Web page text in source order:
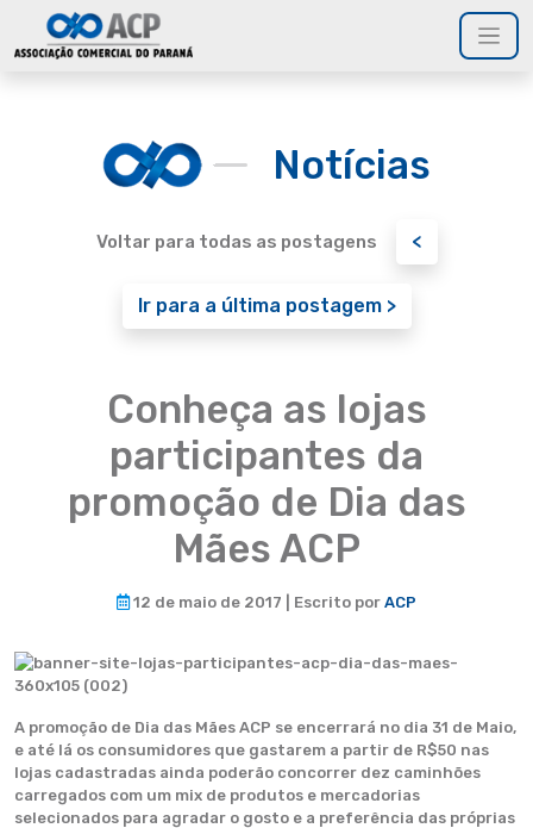
Notícias
Voltar para todas as postagens <
Ir para a última postagem >
Conheça as lojas
participantes da
promoção de Dia das
Mães ACP
12 de maio de 2017 | Escrito por ACP
A promoção de Dia das Mães ACP se encerrará no dia 31 de Maio,
e até lá os consumidores que gastarem a partir de R$50 nas
lojas cadastradas ainda poderão concorrer dez caminhões
carregados com um mix de produtos e mercadorias
selecionados para agradar o gosto e a preferência das próprias